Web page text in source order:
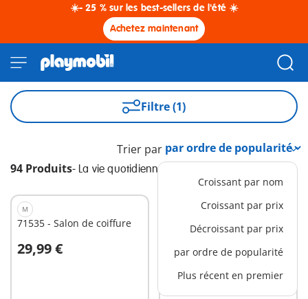
☀️- 25 % sur les best-sellers de l'été ☀️
Achetez maintenant
Filtre (1)
94 Produits- La vie quotidienne
Trier par
Croissant par nom
Croissant par prix
Décroissant par prix
par ordre de popularité
Plus récent en premier
M
71535 - Salon de coiffure
29,99 €
Au panier
71250 - Boutique de la
ferme
29,99 €
Au panier